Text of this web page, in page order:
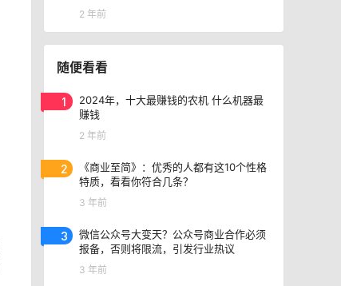
2 年前
随便看看
1
2024年，十大最赚钱的农机 什么机器最
赚钱
2 年前
2
《商业至简》：优秀的人都有这10个性格
特质，看看你符合几条？
3 年前
3
微信公众号大变天？公众号商业合作必须
报备，否则将限流，引发行业热议
3 年前